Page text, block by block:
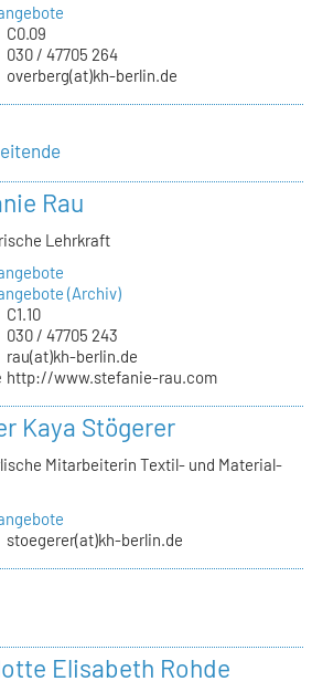
C0.09
030 / 47705 264
overberg(at)kh-berlin.de
Rau
Lehrkraft
(Archiv)
C1.10
030 / 47705 243
rau(at)kh-berlin.de
http://www.stefanie-rau.com
Kaya Stögerer
Mitarbeiterin Textil- und Material-
stoegerer(at)kh-berlin.de
Elisabeth Rohde